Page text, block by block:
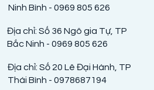
Ninh Bình - 0969 805 626
Địa chỉ: Số 36 Ngô gia Tự, TP
Bắc Ninh - 0969 805 626
Địa chỉ: Số 20 Lê Đại Hành, TP
Thái Bình - 0978687194